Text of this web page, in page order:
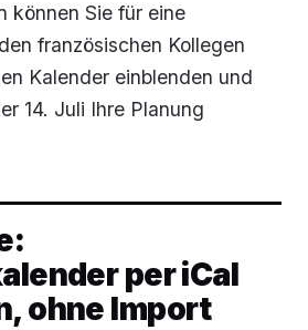
können Sie für eine
französischen Kollegen
Kalender einblenden und
14. Juli Ihre Planung
per iCal
ohne Import